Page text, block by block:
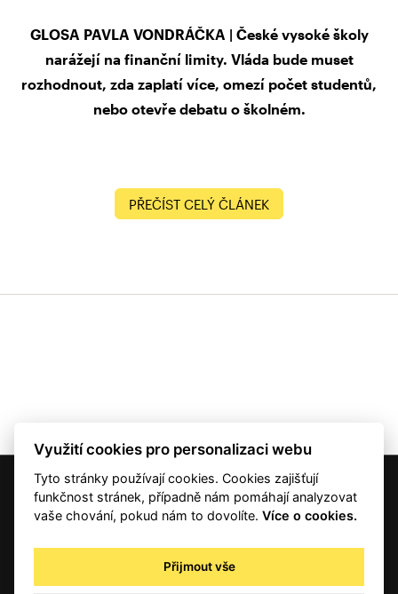
GLOSA PAVLA VONDRÁČKA | České vysoké školy
narážejí na finanční limity. Vláda bude muset
rozhodnout, zda zaplatí více, omezí počet studentů,
nebo otevře debatu o školném.
PŘEČÍST CELÝ ČLÁNEK
© 2001 — 2026 Copyright CMI News a dodavatelé obsahu. |
Autorská práva
Zpracování osobních údajů - registrovaní a předplatitelé
Zpracování osobních údajů pro novinářské a další účely
Využití cookies pro personalizaci webu
Tyto stránky používají cookies. Cookies zajišťují
funkčnost stránek, případně nám pomáhají analyzovat
vaše chování, pokud nám to dovolíte.Více o cookies.
Přijmout vše